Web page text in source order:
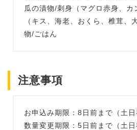
瓜の漬物/刺身（マグロ赤身、カ
（キス、海老、おくら、椎茸、
物/ごはん
注意事項
お申込み期限：8日前まで（土日
数量変更期限：5日前まで（土日